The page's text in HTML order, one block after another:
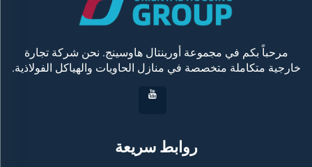
مرحباً بكم في مجموعة أورينتال هاوسينج. نحن شركة تجارة
خارجية متكاملة متخصصة في منازل الحاويات والهياكل الفولاذية.
روابط سريعة